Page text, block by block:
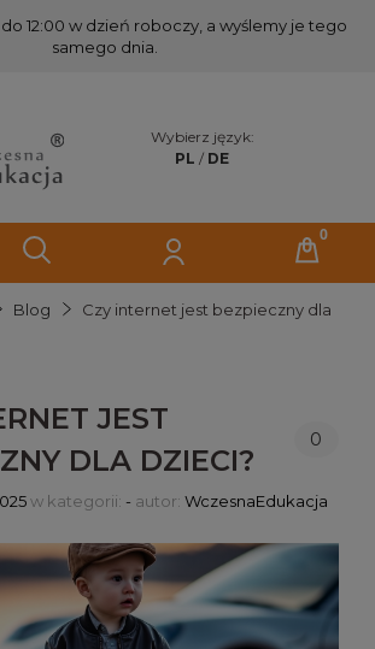
12:00 w dzień roboczy, a wyślemy je tego
samego dnia.
Wybierz język:
PL / DE
Blog
Czy internet jest bezpieczny dla
JEST
DLA DZIECI?
0
w kategorii: - autor: WczesnaEdukacja